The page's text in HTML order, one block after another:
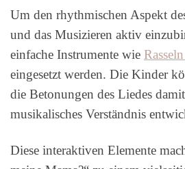
Um den rhythmischen Aspekt
und das Musizieren aktiv
einfache Instrumente wie
eingesetzt werden. Die Kinder
die Betonungen des Liedes
musikalisches Verständnis
Diese interaktiven Elemente